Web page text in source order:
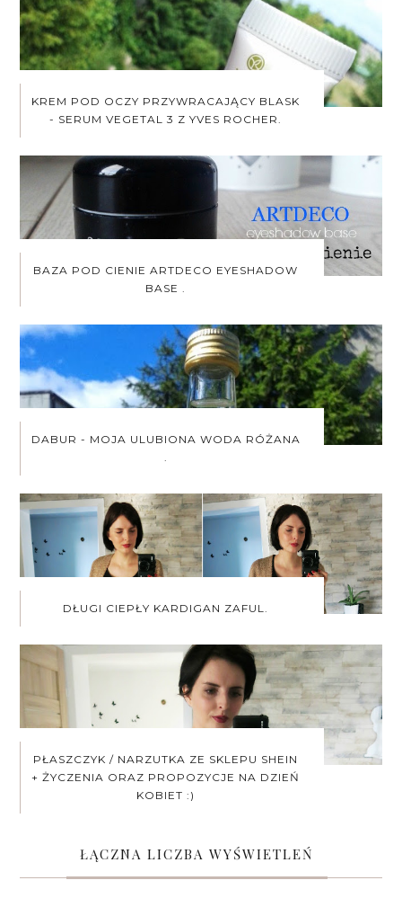
KREM POD OCZY PRZYWRACAJĄCY BLASK
- SERUM VEGETAL 3 Z YVES ROCHER.
BAZA POD CIENIE ARTDECO EYESHADOW
BASE .
DABUR - MOJA ULUBIONA WODA RÓŻANA
.
DŁUGI CIEPŁY KARDIGAN ZAFUL.
PŁASZCZYK / NARZUTKA ZE SKLEPU SHEIN
+ ŻYCZENIA ORAZ PROPOZYCJE NA DZIEŃ
KOBIET :)
ŁĄCZNA LICZBA WYŚWIETLEŃ